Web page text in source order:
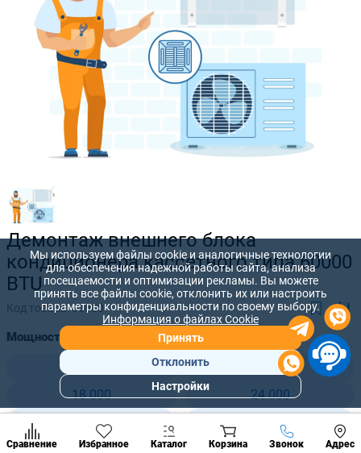
Демонтаж внешнего блока
кондиционера кассетного типа 60000
BTU
Код товара:35850
Мощность, BTU:
12 000
18 000
24 000
28 000
30 000
36 000
42 000
Сравнение Избранное Каталог Корзина Звонок Адрес
Позвонить
разделы
Мы используем файлы cookie и аналогичные технологии
для обеспечения надежной работы сайта, анализа
посещаемости и оптимизации рекламы. Вы можете
принять все файлы cookie, отклонить их или настроить
параметры конфиденциальности по своему выбору.
Информация о файлах Cookie
Принять
Отклонить
Настройки